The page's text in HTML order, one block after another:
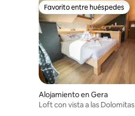
Favorito entre huéspedes
Favorito entre huéspedes
Alojamiento en Gera
Loft con vista a las Dolomitas